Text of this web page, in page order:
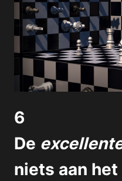
6
De
niets aan